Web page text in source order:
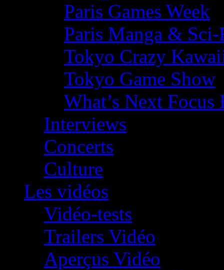
Paris Games Week
Paris Manga &
Tokyo Crazy
Tokyo Game Show
What’s Next
Interviews
Concerts
Culture
Les vidéos
Vidéo-tests
Trailers Vidéo
Aperçus Vidéo